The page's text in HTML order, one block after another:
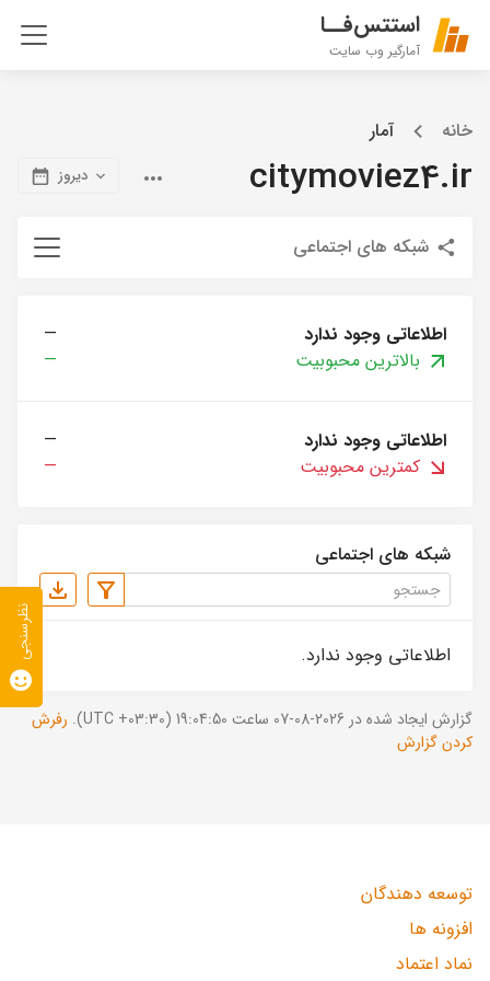
استتس‌فــا
آمارگیر وب سایت
خانه آمار
citymoviez4.ir دیروز
شبکه های اجتماعی
اطلاعاتی وجود ندارد
—
بالاترین محبوبیت
—
اطلاعاتی وجود ندارد
—
کمترین محبوبیت
—
شبکه های اجتماعی
اطلاعاتی وجود ندارد.
گزارش ایجاد شده در 2026-08-07 ساعت 19:04:50 (UTC +03:30).
رفرش
کردن گزارش
توسعه دهندگان
افزونه ها
نماد اعتماد
نظرسنجی